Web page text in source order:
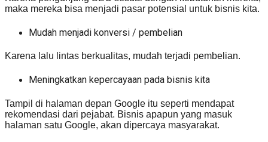
maka mereka bisa menjadi pasar potensial untuk bisnis kita.
Mudah menjadi konversi / pembelian
Karena lalu lintas berkualitas, mudah terjadi pembelian.
Meningkatkan kepercayaan pada bisnis kita
Tampil di halaman depan Google itu seperti mendapat
rekomendasi dari pejabat. Bisnis apapun yang masuk
halaman satu Google, akan dipercaya masyarakat.